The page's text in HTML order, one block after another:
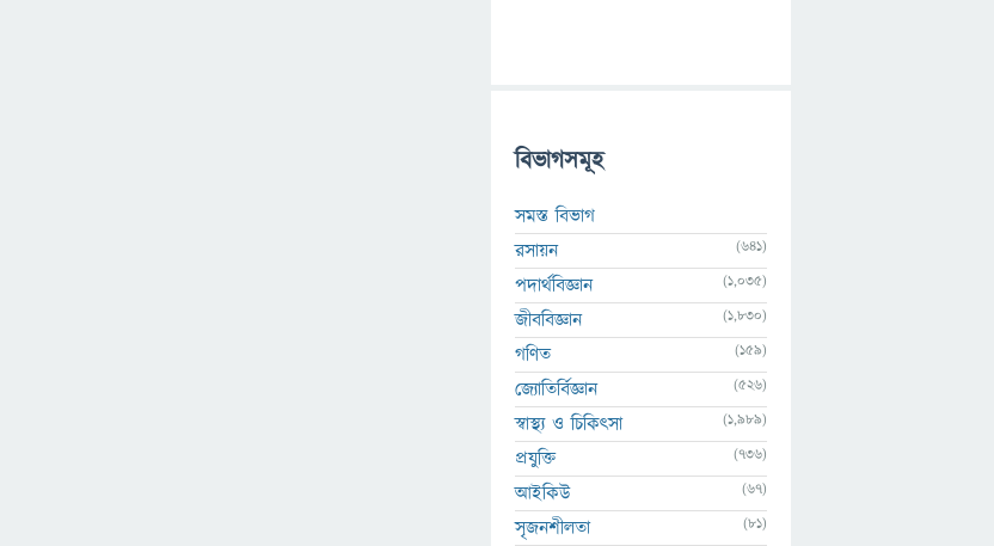
বিভাগসমূহ
সমস্ত বিভাগ
রসায়ন
(641)
পদার্থবিজ্ঞান (1,035)
জীববিজ্ঞান (1,830)
গণিত (159)
জ্যোতির্বিজ্ঞান (526)
স্বাস্থ্য ও চিকিৎসা (1,989)
প্রযুক্তি (736)
আইকিউ (67)
সৃজনশীলতা (81)